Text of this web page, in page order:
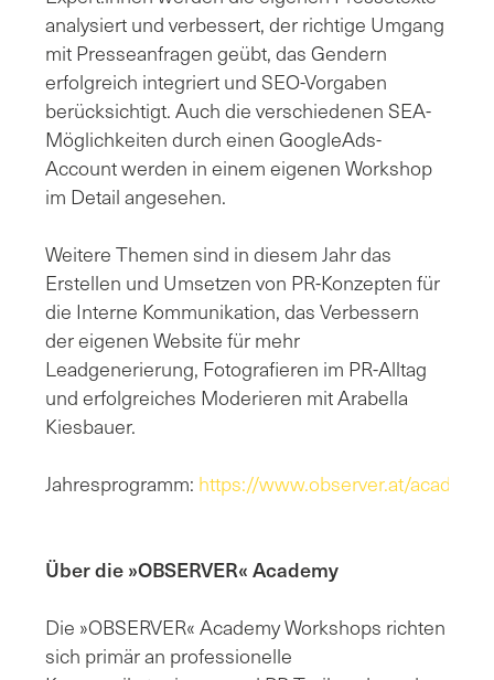
analysiert und verbessert, der richtige Umgang
mit Presseanfragen geübt, das Gendern
erfolgreich integriert und SEO-Vorgaben
berücksichtigt. Auch die verschiedenen SEA-
Möglichkeiten durch einen GoogleAds-
Account werden in einem eigenen Workshop
im Detail angesehen.
Weitere Themen sind in diesem Jahr das
Erstellen und Umsetzen von PR-Konzepten für
die Interne Kommunikation, das Verbessern
der eigenen Website für mehr
Leadgenerierung, Fotografieren im PR-Alltag
und erfolgreiches Moderieren mit Arabella
Kiesbauer.
Jahresprogramm: https://www.observer.at/
Über die »OBSERVER« Academy
Die »OBSERVER« Academy Workshops richten
sich primär an professionelle